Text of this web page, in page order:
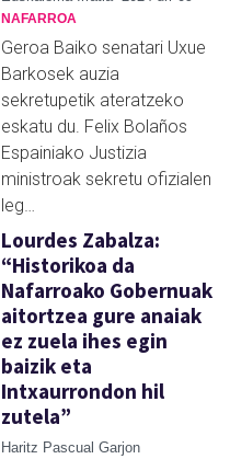
NAFARROA
Geroa Baiko senatari Uxue
Barkosek auzia
sekretupetik ateratzeko
eskatu du. Felix Bolaños
Espainiako Justizia
ministroak sekretu ofizialen
leg…
Lourdes Zabalza:
“Historikoa da
Nafarroako Gobernuak
aitortzea gure anaiak
ez zuela ihes egin
baizik eta
Intxaurrondon hil
zutela”
Haritz Pascual Garjon